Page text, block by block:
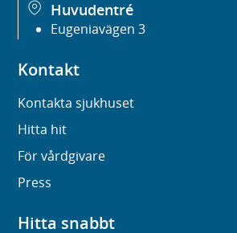
Huvudentré
Eugeniavägen 3
Kontakt
Kontakta sjukhuset
Hitta hit
För vårdgivare
Press
Hitta snabbt